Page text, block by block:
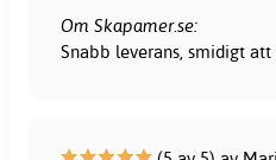
Om Skapamer.se:
Snabb leverans, smidigt